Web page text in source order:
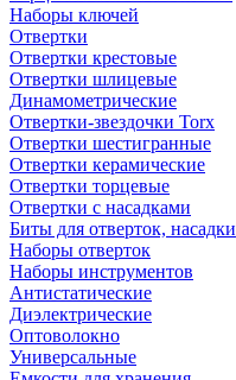
Наборы ключей
Отвертки
Отвертки крестовые
Отвертки шлицевые
Динамометрические
Отвертки-звездочки Torx
Отвертки шестигранные
Отвертки керамические
Отвертки торцевые
Отвертки с насадками
Биты для отверток, насадки
Наборы отверток
Наборы инструментов
Антистатические
Диэлектрические
Оптоволокно
Универсальные